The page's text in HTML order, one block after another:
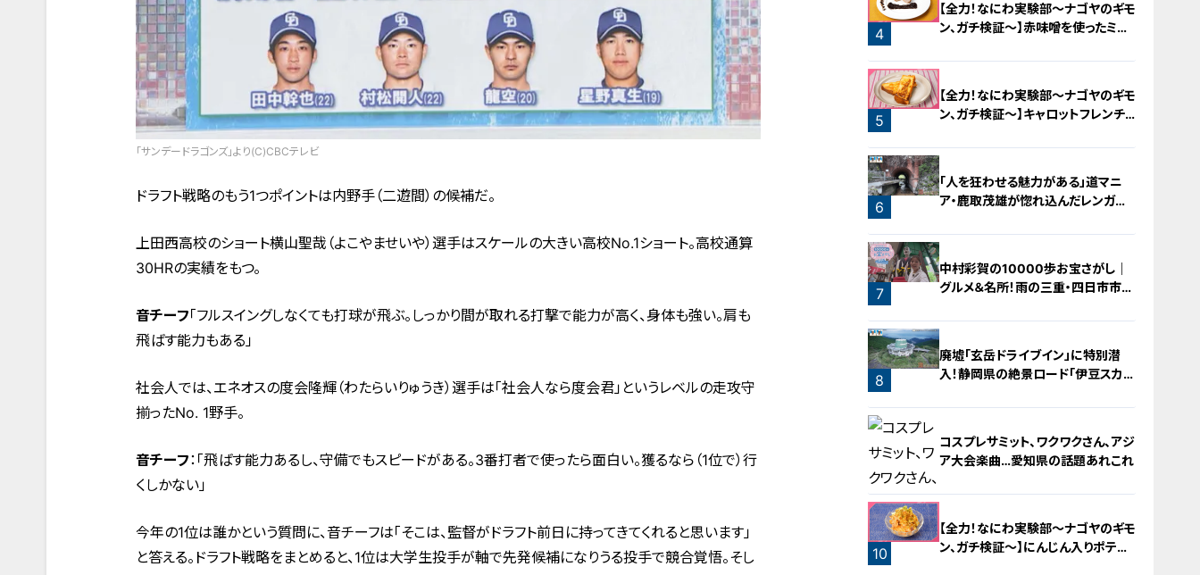
「サンデードラゴンズ」より(C)CBCテレビ
ドラフト戦略のもう1つポイントは内野手（二遊間）の候補だ。
上田西高校のショート横山聖哉（よこやませいや）選手はスケールの大きい高校No.1ショート。高校通算
30HRの実績をもつ。
音チーフ「フルスイングしなくても打球が飛ぶ。しっかり間が取れる打撃で能力が高く、身体も強い。肩も
飛ばす能力もある」
社会人では、エネオスの度会隆輝（わたらいりゅうき）選手は「社会人なら度会君」というレベルの走攻守
揃ったNo. 1野手。
音チーフ：「飛ばす能力あるし、守備でもスピードがある。3番打者で使ったら面白い。獲るなら（1位で）行
くしかない」
今年の1位は誰かという質問に、音チーフは「そこは、監督がドラフト前日に持ってきてくれると思います」
と答える。ドラフト戦略をまとめると、1位は大学生投手が軸で先発候補になりうる投手で競合覚悟。そし
4
【全力！なにわ実験部～ナゴヤのギモ
ン、ガチ検証～】赤味噌を使ったミル
5
【全力！なにわ実験部～ナゴヤのギモ
ン、ガチ検証～】キャロットフレンチ
6
「人を狂わせる魅力がある」道マニ
ア・鹿取茂雄が惚れ込んだレンガの
7
中村彩賀の10000歩お宝さがし｜
グルメ＆名所！雨の三重・四日市市で
8
廃墟「玄岳ドライブイン」に特別潜
入！静岡県の絶景ロード「伊豆スカイ
コスプレサミット、ワクワクさん、アジ
ア大会楽曲…愛知県の話題あれこれ
10
【全力！なにわ実験部～ナゴヤのギモ
ン、ガチ検証～】にんじん入りポテト